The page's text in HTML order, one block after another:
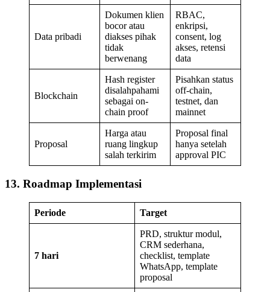
Data pribadi
Dokumen klien
bocor atau
diakses pihak
tidak
berwenang
RBAC,
enkripsi,
consent, log
akses, retensi
data
Blockchain
Hash register
disalahpahami
sebagai on-
chain proof
Pisahkan status
off-chain,
testnet, dan
mainnet
Proposal
Harga atau
ruang lingkup
salah terkirim
Proposal final
hanya setelah
approval PIC
13. Roadmap Implementasi
Periode Target
7 hari
PRD, struktur modul,
CRM sederhana,
checklist, template
WhatsApp, template
proposal